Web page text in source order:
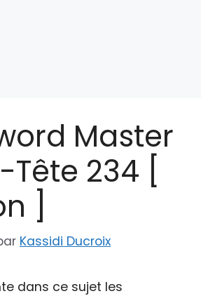
Master
234 [
]
Kassidi Ducroix
dans ce sujet les